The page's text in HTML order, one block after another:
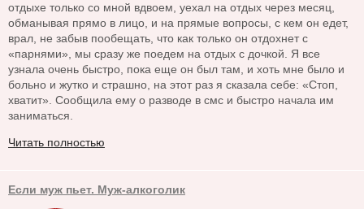
отдыхе только со мной вдвоем, уехал на отдых через месяц,
обманывая прямо в лицо, и на прямые вопросы, с кем он едет,
врал, не забыв пообещать, что как только он отдохнет с
«парнями», мы сразу же поедем на отдых с дочкой. Я все
узнала очень быстро, пока еще он был там, и хоть мне было и
больно и жутко и страшно, на этот раз я сказала себе: «Стоп,
хватит». Сообщила ему о разводе в смс и быстро начала им
заниматься.
Читать полностью
Если муж пьет. Муж-алкоголик